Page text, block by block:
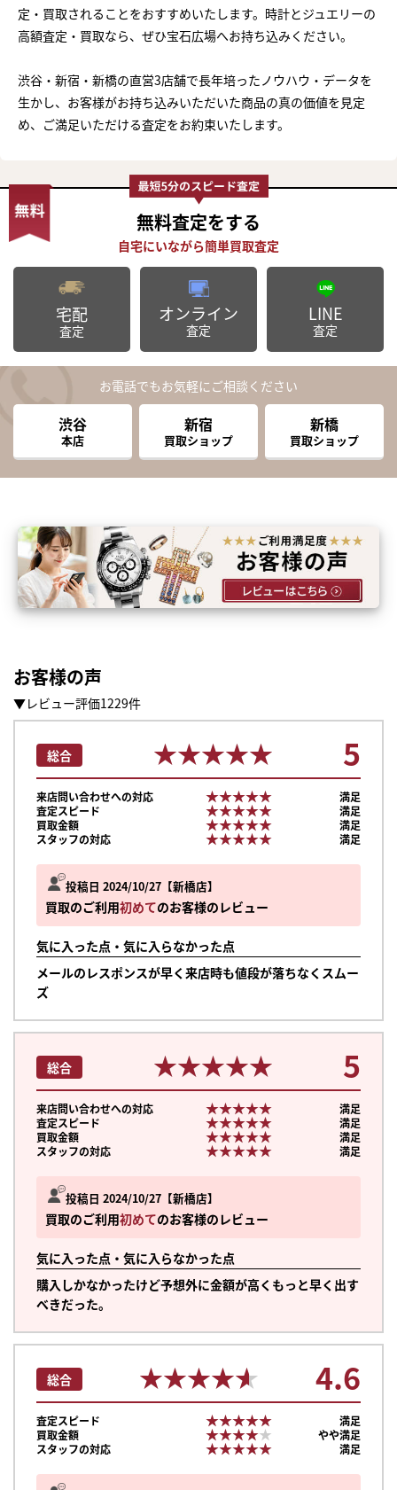
定・買取されることをおすすめいたします。時計とジュエリーの
高額査定・買取なら、ぜひ宝石広場へお持ち込みください。
渋谷・新宿・新橋の直営3店舗で長年培ったノウハウ・データを
生かし、お客様がお持ち込みいただいた商品の真の価値を見定
め、ご満足いただける査定をお約束いたします。
無料査定をする
宅配
査定
オンライン
査定
LINE
査定
お電話でもお気軽にご相談ください
渋谷
本店
新宿
買取ショップ
新橋
買取ショップ
お客様の声
▼レビュー評価1229件
投稿日 2024/10/27 新橋店
買取のご利用初めてのお客様のレビュー
気に入った点・気に入らなかった点
メールのレスポンスが早く来店時も値段が落ちなくスムー
ズ
総合 ★★★★★
★★★★★ 5
来店問い合わせへの対応 ★★★★★
★★★★★
満足
査定スピード
★★★★★
★★★★★
満足
買取金額
★★★★★
★★★★★
満足
スタッフの対応
★★★★★
★★★★★ 満足
投稿日 2024/10/27 新橋店
買取のご利用初めてのお客様のレビュー
気に入った点・気に入らなかった点
購入しかなかったけど予想外に金額が高くもっと早く出す
べきだった。
総合 ★★★★★
★★★★★ 5
来店問い合わせへの対応 ★★★★★
★★★★★
満足
査定スピード
★★★★★
★★★★★
満足
買取金額
★★★★★
★★★★★
満足
スタッフの対応
★★★★★
★★★★★ 満足
総合 ★★★★★
★★★★★ 4.6
査定スピード ★★★★★
★★★★★
満足
買取金額
★★★★★
★★★★★
やや満足
スタッフの対応
★★★★★
★★★★★ 満足
まずは